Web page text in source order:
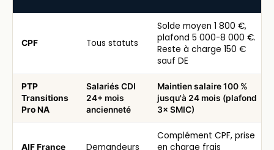
CPF Tous statuts
Solde moyen 1 800 €,
plafond 5 000-8 000 €.
Reste à charge 150 €
sauf DE
PTP
Transitions
Pro NA
Salariés CDI
24+ mois
ancienneté
Maintien salaire 100 %
jusqu'à 24 mois (plafond
3× SMIC)
AIF France Demandeurs
Complément CPF, prise
en charge frais